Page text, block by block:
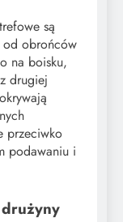
są
od obrońców
na boisku,
drugiej
przeciwko
podawaniu i